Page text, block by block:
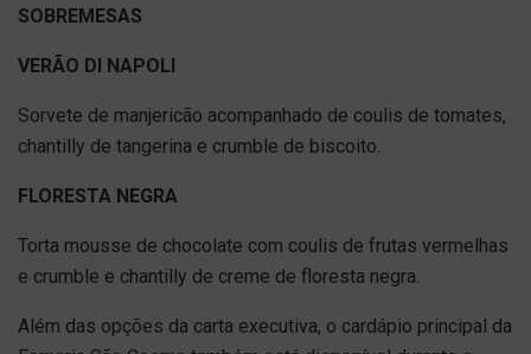
SOBREMESAS
VERÃO DI NAPOLI
Sorvete de manjericão acompanhado de coulis de tomates,
chantilly de tangerina e crumble de biscoito.
FLORESTA NEGRA
Torta mousse de chocolate com coulis de frutas vermelhas
e crumble e chantilly de creme de floresta negra.
Além das opções da carta executiva, o cardápio principal da